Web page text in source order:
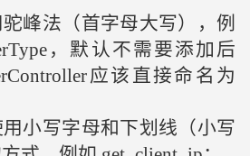
峰法（首字母大写），例
，默认不需要添加后
应该直接命名为
小写字母和下划线（小写